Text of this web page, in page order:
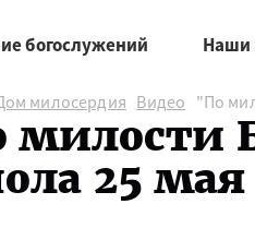
богослужений Наши
милосердия Видео "По
милости
25 мая